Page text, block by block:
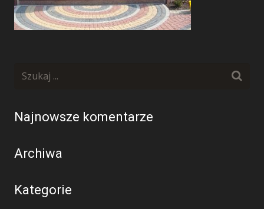
Kontakt
Najnowsze komentarze
Archiwa
Kategorie